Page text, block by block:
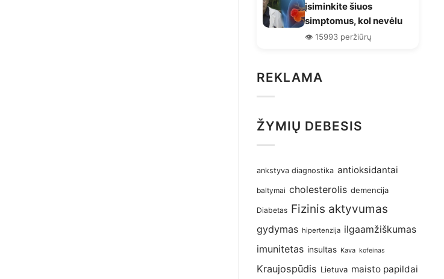
įsiminkite šiuos
simptomus, kol nevėlu
👁️ 15993 peržiūrų
REKLAMA
ŽYMIŲ DEBESIS
ankstyva diagnostika antioksidantai
baltymai cholesterolis demencija
Diabetas Fizinis aktyvumas
gydymas hipertenzija ilgaamžiškumas
imunitetas insultas Kava kofeinas
Kraujospūdis Lietuva maisto papildai